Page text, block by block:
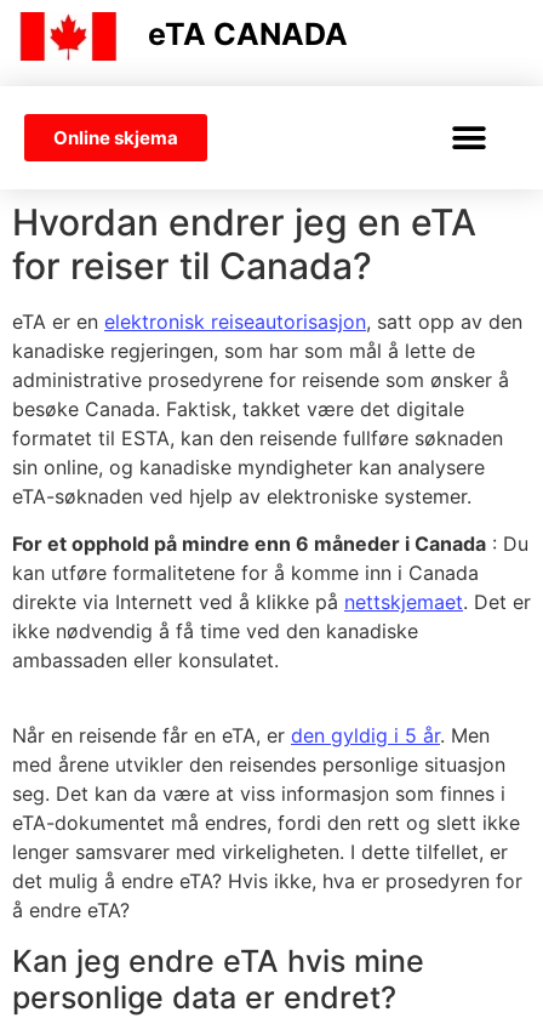
eTA CANADA
Online skjema
Hvordan endrer jeg en eTA
for reiser til Canada?
eTA er en elektronisk reiseautorisasjon, satt opp av den
kanadiske regjeringen, som har som mål å lette de
administrative prosedyrene for reisende som ønsker å
besøke Canada. Faktisk, takket være det digitale
formatet til ESTA, kan den reisende fullføre søknaden
sin online, og kanadiske myndigheter kan analysere
eTA-søknaden ved hjelp av elektroniske systemer.
For et opphold på mindre enn 6 måneder i Canada : Du
kan utføre formalitetene for å komme inn i Canada
direkte via Internett ved å klikke på nettskjemaet. Det er
ikke nødvendig å få time ved den kanadiske
ambassaden eller konsulatet.
Når en reisende får en eTA, er den gyldig i 5 år. Men
med årene utvikler den reisendes personlige situasjon
seg. Det kan da være at viss informasjon som finnes i
eTA-dokumentet må endres, fordi den rett og slett ikke
lenger samsvarer med virkeligheten. I dette tilfellet, er
det mulig å endre eTA? Hvis ikke, hva er prosedyren for
å endre eTA?
Kan jeg endre eTA hvis mine
personlige data er endret?